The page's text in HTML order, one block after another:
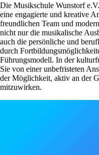
Die Musikschule Wunstorf
eine engagierte und kreative
freundlichen Team und
nicht nur die musikalische
auch die persönliche und
durch
Führungsmodell. In der
Sie von einer unbefristeten
der Möglichkeit, aktiv an der
mitzuwirken.